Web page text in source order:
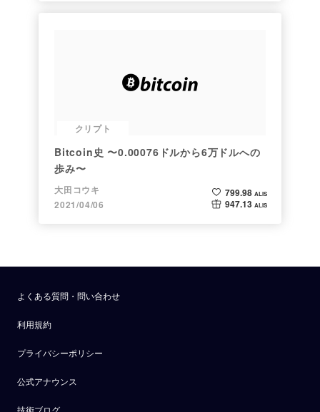
クリプト
Bitcoin史 〜0.00076ドルから6万ドルへの
歩み〜
大田コウキ
2021/04/06
799.98 ALIS
947.13 ALIS
よくある質問・問い合わせ
利用規約
プライバシーポリシー
公式アナウンス
技術ブログ